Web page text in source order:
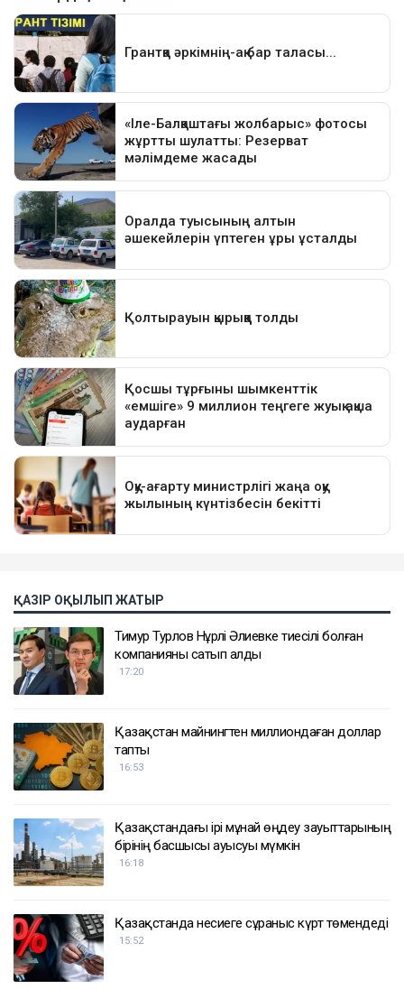
ҚАЗІР ОҚЫЛЫП ЖАТЫР
Тимур Турлов Нұрәлі Әлиевке тиесілі болған
компанияны сатып алды
17:20
Қазақстан майнингтен миллиондаған доллар
тапты
16:53
Қазақстандағы ірі мұнай өңдеу зауыттарының
бірінің басшысы ауысуы мүмкін
16:18
Қазақстанда несиеге сұраныс күрт төмендеді
15:52